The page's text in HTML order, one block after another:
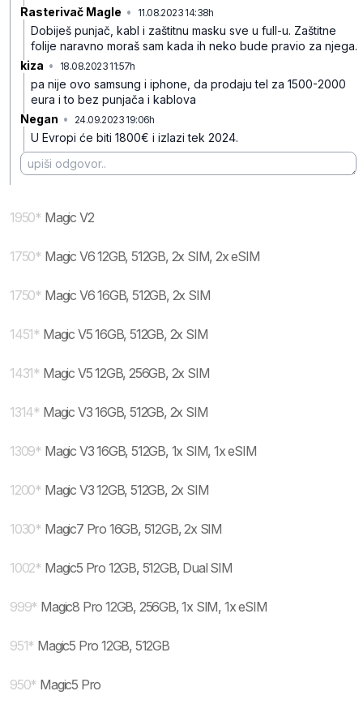
Rasterivač Magle • 11.08.2023 14:38h
Dobiješ punjač, kabl i zaštitnu masku sve u full-u. Zaštitne
folije naravno moraš sam kada ih neko bude pravio za njega.
kiza • 18.08.2023 11:57h
pa nije ovo samsung i iphone, da prodaju tel za 1500-2000
eura i to bez punjača i kablova
Negan • 24.09.2023 19:06h
U Evropi će biti 1800€ i izlazi tek 2024.
1950* Magic V2
1750* Magic V6 12GB, 512GB, 2x SIM, 2x eSIM
1750* Magic V6 16GB, 512GB, 2x SIM
1451* Magic V5 16GB, 512GB, 2x SIM
1431* Magic V5 12GB, 256GB, 2x SIM
1314* Magic V3 16GB, 512GB, 2x SIM
1309* Magic V3 16GB, 512GB, 1x SIM, 1x eSIM
1200* Magic V3 12GB, 512GB, 2x SIM
1030* Magic7 Pro 16GB, 512GB, 2x SIM
1002* Magic5 Pro 12GB, 512GB, Dual SIM
999* Magic8 Pro 12GB, 256GB, 1x SIM, 1x eSIM
951* Magic5 Pro 12GB, 512GB
950* Magic5 Pro